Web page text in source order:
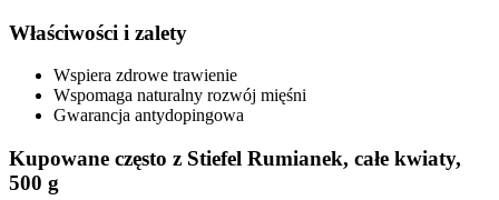
Właściwości i zalety
Wspiera zdrowe trawienie
Wspomaga naturalny rozwój mięśni
Gwarancja antydopingowa
Kupowane często z Stiefel Rumianek, całe kwiaty,
500 g